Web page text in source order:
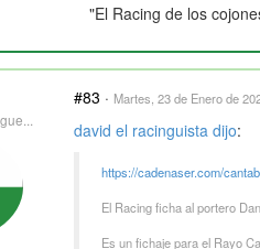
"El Racing de los
#83 · Martes, 23 de Enero de
david el racinguista dijo:
https://cadenaser.com/
El Racing ficha al portero
Es un fichaje para el Rayo